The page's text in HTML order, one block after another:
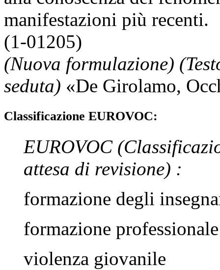
manifestazioni più recenti.
(1-01205)
(Nuova formulazione)
seduta) «De Girolamo,
Classificazione EUROVOC:
EUROVOC
attesa di revisione) :
formazione degli
formazione professionale
violenza giovanile